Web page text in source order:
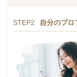
STEP2 自分のプロ